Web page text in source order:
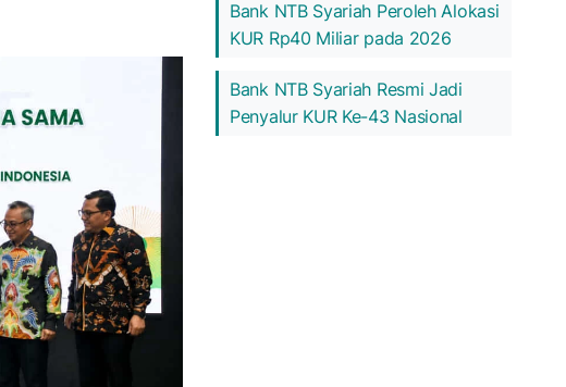
Bank NTB Syariah Peroleh Alokasi
KUR Rp40 Miliar pada 2026
Bank NTB Syariah Resmi Jadi
Penyalur KUR Ke-43 Nasional